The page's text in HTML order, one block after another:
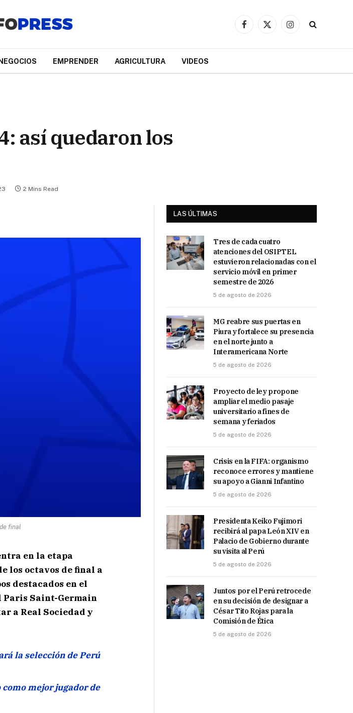
Facebook
X
Instagram
EMPRENDER AGRICULTURA VIDEOS
así quedaron los
2 Mins Read
final
en la etapa
los octavos de final a
destacados en el
Paris Saint-Germain
a Real Sociedad y
la selección de Perú
mejor jugador de
LAS ÚLTIMAS
Tres de cada cuatro
atenciones del OSIPTEL
estuvieron relacionadas con el
servicio móvil en primer
semestre de 2026
5 de agosto de 2026
MG reabre sus puertas en
Piura y fortalece su presencia
en el norte junto a
Interamericana Norte
5 de agosto de 2026
Proyecto de ley propone
ampliar el medio pasaje
universitario a fines de
semana y feriados
5 de agosto de 2026
Crisis en la FIFA: organismo
reconoce errores y mantiene
su apoyo a Gianni Infantino
5 de agosto de 2026
Presidenta Keiko Fujimori
recibirá al papa León XIV en
Palacio de Gobierno durante
su visita al Perú
5 de agosto de 2026
Juntos por el Perú retrocede
en su decisión de designar a
César Tito Rojas para la
Comisión de Ética
5 de agosto de 2026